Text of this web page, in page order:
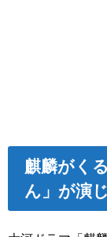
麒麟がく
ん」が演